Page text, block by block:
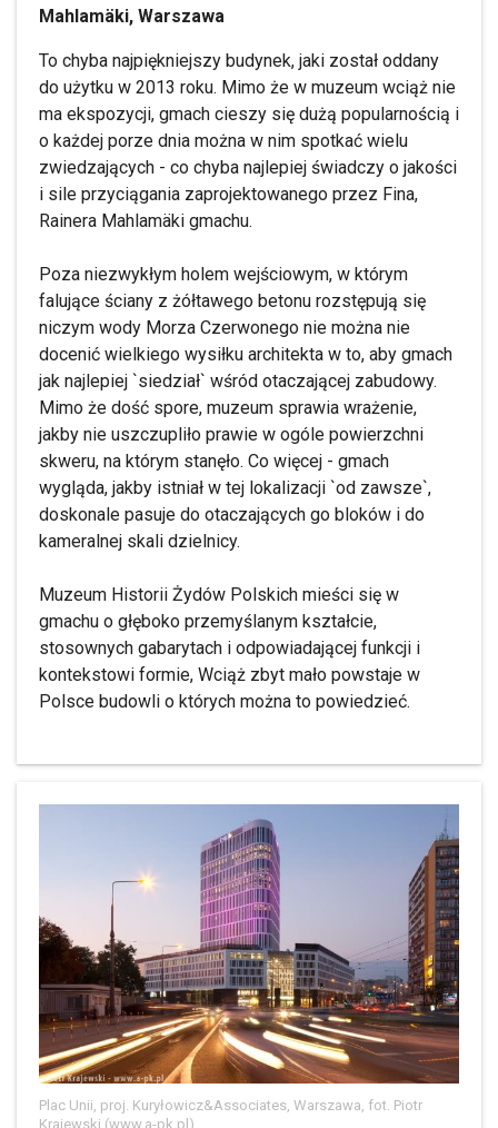
Mahlamäki, Warszawa
To chyba najpiękniejszy budynek, jaki został oddany
do użytku w 2013 roku. Mimo że w muzeum wciąż nie
ma ekspozycji, gmach cieszy się dużą popularnością i
o każdej porze dnia można w nim spotkać wielu
zwiedzających - co chyba najlepiej świadczy o jakości
i sile przyciągania zaprojektowanego przez Fina,
Rainera Mahlamäki gmachu.
Poza niezwykłym holem wejściowym, w którym
falujące ściany z żółtawego betonu rozstępują się
niczym wody Morza Czerwonego nie można nie
docenić wielkiego wysiłku architekta w to, aby gmach
jak najlepiej `siedział` wśród otaczającej zabudowy.
Mimo że dość spore, muzeum sprawia wrażenie,
jakby nie uszczupliło prawie w ogóle powierzchni
skweru, na którym stanęło. Co więcej - gmach
wygląda, jakby istniał w tej lokalizacji `od zawsze`,
doskonale pasuje do otaczających go bloków i do
kameralnej skali dzielnicy.
Muzeum Historii Żydów Polskich mieści się w
gmachu o głęboko przemyślanym kształcie,
stosownych gabarytach i odpowiadającej funkcji i
kontekstowi formie, Wciąż zbyt mało powstaje w
Polsce budowli o których można to powiedzieć.
Plac Unii, proj. Kuryłowicz&Associates, Warszawa, fot. Piotr
Krajewski (www.a-pk.pl)